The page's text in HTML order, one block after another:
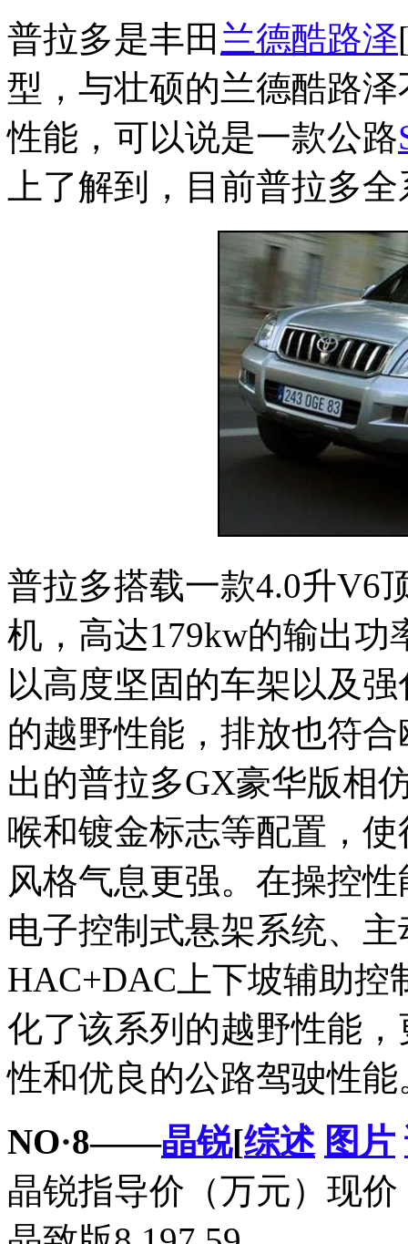
普拉多是丰田 兰德酷路泽
型，与壮硕的兰德酷路
性能，可以说是一款公路
上了解到，目前普拉多
普拉多搭载一款4.0升V6
机，高达179kw的输出功
以高度坚固的车架以及
的越野性能，排放也符
出的普拉多GX豪华版相
喉和镀金标志等配置，
风格气息更强。在操控
电子控制式悬架系统、
HAC+DAC上下坡辅助控
化了该系列的越野性能
性和优良的公路驾驶性能
NO·8——晶锐[综述 图片
晶锐指导价（万元）现